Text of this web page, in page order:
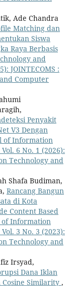
Ade Chandra
Matching dan
Siswa
Raya Berbasis
and
JOINTECOMS :
Computer
Penyakit
V3 Dengan
of Information
6 No. 1 (2026):
Technology and
Shafa Budiman,
Rancang Bangun
di Kota
Content Based
of Information
3 No. 3 (2023):
Technology and
Irsyad,
Dana Iklan
Cosine Similarity ,